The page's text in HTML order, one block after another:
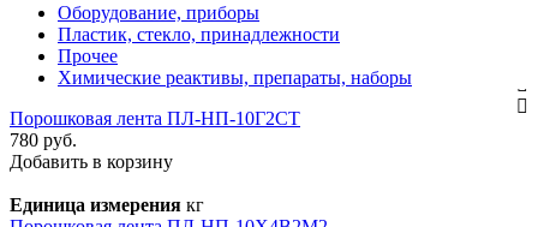
Оборудование, приборы
Пластик, стекло, принадлежности
Прочее
Химические реактивы, препараты, наборы
Порошковая лента ПЛ-НП-10Г2СТ
780 руб.
Добавить в корзину
Единица измерения кг